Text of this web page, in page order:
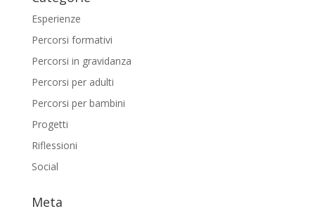
Esperienze
Percorsi formativi
Percorsi in gravidanza
Percorsi per adulti
Percorsi per bambini
Progetti
Riflessioni
Social
Meta